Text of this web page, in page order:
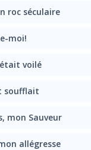
roc séculaire
moi!
voilé
soufflait
mon Sauveur
allégresse